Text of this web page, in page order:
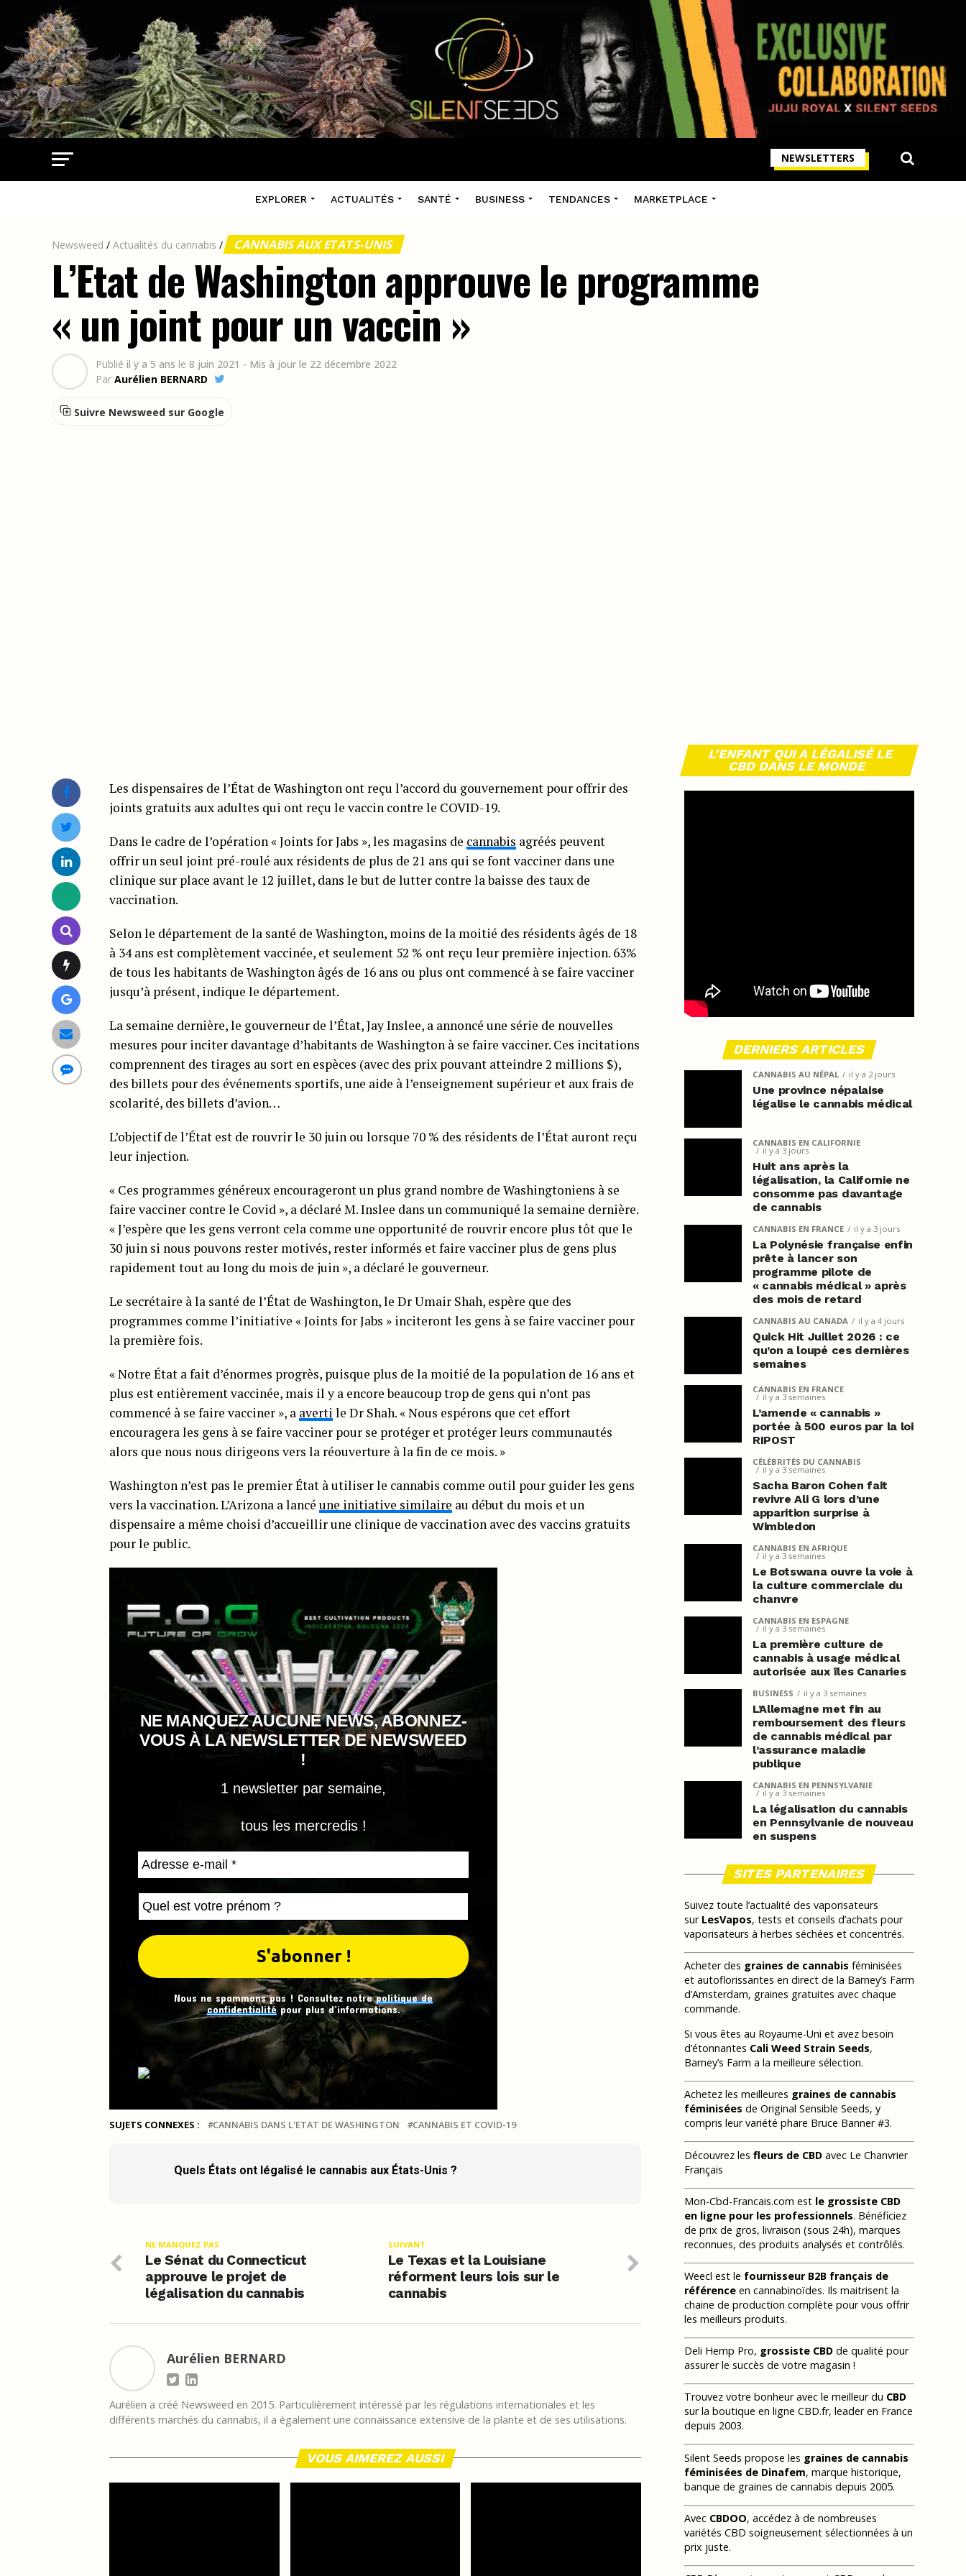
NEWSLETTERS
EXPLORER ACTUALITÉS SANTÉ BUSINESS TENDANCES MARKETPLACE
Newsweed / Actualités du cannabis / CANNABIS AUX ETATS-UNIS
L’Etat de Washington approuve le programme
« un joint pour un vaccin »
Publié il y a 5 ans le 8 juin 2021 - Mis à jour le 22 décembre 2022
Par Aurélien BERNARD
Suivre Newsweed sur Google
Les dispensaires de l’État de Washington ont reçu l’accord du gouvernement pour offrir des
joints gratuits aux adultes qui ont reçu le vaccin contre le COVID-19.
Dans le cadre de l’opération « Joints for Jabs », les magasins de cannabis agréés peuvent
offrir un seul joint pré-roulé aux résidents de plus de 21 ans qui se font vacciner dans une
clinique sur place avant le 12 juillet, dans le but de lutter contre la baisse des taux de
vaccination.
Selon le département de la santé de Washington, moins de la moitié des résidents âgés de 18
à 34 ans est complètement vaccinée, et seulement 52 % ont reçu leur première injection. 63%
de tous les habitants de Washington âgés de 16 ans ou plus ont commencé à se faire vacciner
jusqu’à présent, indique le département.
La semaine dernière, le gouverneur de l’État, Jay Inslee, a annoncé une série de nouvelles
mesures pour inciter davantage d’habitants de Washington à se faire vacciner. Ces incitations
comprennent des tirages au sort en espèces (avec des prix pouvant atteindre 2 millions $),
des billets pour des événements sportifs, une aide à l’enseignement supérieur et aux frais de
scolarité, des billets d’avion…
L’objectif de l’État est de rouvrir le 30 juin ou lorsque 70 % des résidents de l’État auront reçu
leur injection.
« Ces programmes généreux encourageront un plus grand nombre de Washingtoniens à se
faire vacciner contre le Covid », a déclaré M. Inslee dans un communiqué la semaine dernière.
« J’espère que les gens verront cela comme une opportunité de rouvrir encore plus tôt que le
30 juin si nous pouvons rester motivés, rester informés et faire vacciner plus de gens plus
rapidement tout au long du mois de juin », a déclaré le gouverneur.
Le secrétaire à la santé de l’État de Washington, le Dr Umair Shah, espère que des
programmes comme l’initiative « Joints for Jabs » inciteront les gens à se faire vacciner pour
la première fois.
« Notre État a fait d’énormes progrès, puisque plus de la moitié de la population de 16 ans et
plus est entièrement vaccinée, mais il y a encore beaucoup trop de gens qui n’ont pas
commencé à se faire vacciner », a averti le Dr Shah. « Nous espérons que cet effort
encouragera les gens à se faire vacciner pour se protéger et protéger leurs communautés
alors que nous nous dirigeons vers la réouverture à la fin de ce mois. »
Washington n’est pas le premier État à utiliser le cannabis comme outil pour guider les gens
vers la vaccination. L’Arizona a lancé une initiative similaire au début du mois et un
dispensaire a même choisi d’accueillir une clinique de vaccination avec des vaccins gratuits
pour le public.
NE MANQUEZ AUCUNE NEWS, ABONNEZ-
VOUS À LA NEWSLETTER DE NEWSWEED
!
1 newsletter par semaine,
tous les mercredis !
Nous ne spammons pas ! Consultez notrepolitique de
confidentialitépour plus d’informations.
SUJETS CONNEXES : CANNABIS DANS L'ETAT DE WASHINGTON CANNABIS ET COVID-19
Quels États ont légalisé le cannabis aux États-Unis ?
SUIVANT
Le Texas et la Louisiane
réforment leurs lois sur le
cannabis
NE MANQUEZ PAS
Le Sénat du Connecticut
approuve le projet de
légalisation du cannabis
Aurélien BERNARD
Aurélien a créé Newsweed en 2015. Particulièrement intéressé par les régulations internationales et les
différents marchés du cannabis, il a également une connaissance extensive de la plante et de ses utilisations.
VOUS AIMEREZ AUSSI
L’ENFANT QUI A LÉGALISÉ LE
CBD DANS LE MONDE
DERNIERS ARTICLES
CANNABIS AU NÉPAL il y a 2 jours
Une province népalaise
légalise le cannabis médical
CANNABIS EN CALIFORNIE
il y a 3 jours
Huit ans après la
légalisation, la Californie ne
consomme pas davantage
de cannabis
CANNABIS EN FRANCE il y a 3 jours
La Polynésie française enfin
prête à lancer son
programme pilote de
« cannabis médical » après
des mois de retard
CANNABIS AU CANADA il y a 4 jours
Quick Hit Juillet 2026 : ce
qu’on a loupé ces dernières
semaines
CANNABIS EN FRANCE
il y a 3 semaines
L’amende « cannabis »
portée à 500 euros par la loi
RIPOST
CÉLÉBRITÉS DU CANNABIS
il y a 3 semaines
Sacha Baron Cohen fait
revivre Ali G lors d’une
apparition surprise à
Wimbledon
CANNABIS EN AFRIQUE
il y a 3 semaines
Le Botswana ouvre la voie à
la culture commerciale du
chanvre
CANNABIS EN ESPAGNE
il y a 3 semaines
La première culture de
cannabis à usage médical
autorisée aux îles Canaries
BUSINESS il y a 3 semaines
L’Allemagne met fin au
remboursement des fleurs
de cannabis médical par
l’assurance maladie
publique
CANNABIS EN PENNSYLVANIE
il y a 3 semaines
La légalisation du cannabis
en Pennsylvanie de nouveau
en suspens
SITES PARTENAIRES
Suivez toute l’actualité des vaporisateurs
sur LesVapos, tests et conseils d’achats pour
vaporisateurs à herbes séchées et concentrés.
Acheter des graines de cannabis féminisées
et autoflorissantes en direct de la Barney’s Farm
d’Amsterdam, graines gratuites avec chaque
commande.
Si vous êtes au Royaume-Uni et avez besoin
d’étonnantes Cali Weed Strain Seeds,
Barney’s Farm a la meilleure sélection.
Achetez les meilleures graines de cannabis
féminisées de Original Sensible Seeds, y
compris leur variété phare Bruce Banner #3.
Découvrez les fleurs de CBD avec Le Chanvrier
Français
Mon-Cbd-Francais.com est le grossiste CBD
en ligne pour les professionnels. Bénéficiez
de prix de gros, livraison (sous 24h), marques
reconnues, des produits analysés et contrôlés.
Weecl est le fournisseur B2B français de
référence en cannabinoïdes. Ils maitrisent la
chaine de production complète pour vous offrir
les meilleurs produits.
Deli Hemp Pro, grossiste CBD de qualité pour
assurer le succès de votre magasin !
Trouvez votre bonheur avec le meilleur du CBD
sur la boutique en ligne CBD.fr, leader en France
depuis 2003.
Silent Seeds propose les graines de cannabis
féminisées de Dinafem, marque historique,
banque de graines de cannabis depuis 2005.
Avec CBDOO, accédez à de nombreuses
variétés CBD soigneusement sélectionnées à un
prix juste.